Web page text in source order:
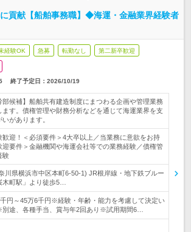
貢献【船舶事務職】◆海運・金融業界経験者
経験OK 急募 転勤なし 第二新卒歓迎
終了予定日： 2026/10/19
部候補】船舶共有建造制度にまつわる企画や管理業務
ます。債権管理や財務分析などを通じて海運業界を支
があります。
歓迎！＜必須要件＞4大卒以上／当業務に意欲をお持
迎要件＞金融機関や海運会社等での業務経験／債権管
験
川県横浜市中区本町6-50-1) JR根岸線・地下鉄ブルー
木町駅」より徒歩5…
千円～45万6千円※経験・年齢・能力を考慮して決定い
途、各種手当、賞与年2回あり※試用期間6…